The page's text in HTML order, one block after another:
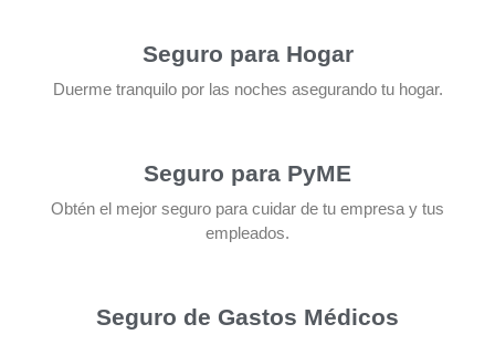
Seguro para Hogar
Duerme tranquilo por las noches asegurando tu hogar.
Seguro para PyME
Obtén el mejor seguro para cuidar de tu empresa y tus
empleados.
Seguro de Gastos Médicos